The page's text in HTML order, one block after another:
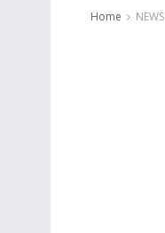
Home NEWS